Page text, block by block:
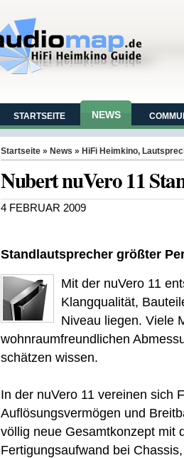
STARTSEITE NEWS
Startseite » News » HiFi Heimkino,
Nubert nuVero 11
4 FEBRUAR 2009
Standlautsprecher größter
Mit der nuVero 11
Klangqualität,
Niveau liegen. Viele
wohnraumfreundlichen
schätzen wissen.
In der nuVero 11 vereinen sich
Auflösungsvermögen und
völlig neue Gesamtkonzept mit
Fertigungsaufwand bei